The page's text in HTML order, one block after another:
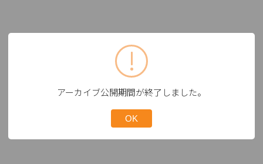
アーカイブ公開期間が終了しました。
OK